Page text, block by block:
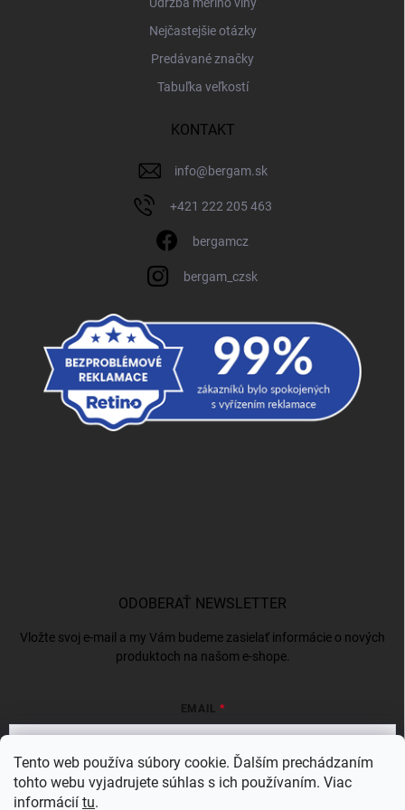
Tento web používa súbory cookie. Ďalším prechádzaním
tohto webu vyjadrujete súhlas s ich používaním. Viac
informácií tu.
Nejčastejšie otázky
Predávané značky
Tabuľka veľkostí
KONTAKT
info@bergam.sk
+421 222 205 463
bergamcz
bergam_czsk
ODOBERAŤ NEWSLETTER
Vložte svoj e-mail a my Vám budeme zasielať informácie o nových
produktoch na našom e-shope.
EMAIL
Vložením e-mailu súhlasíte s